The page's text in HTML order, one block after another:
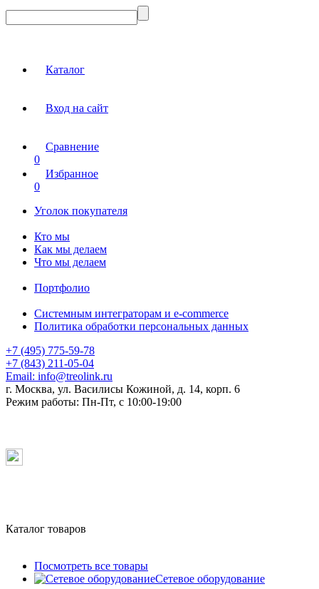
Каталог
Вход на сайт
Сравнение
0
Избранное
0
Уголок покупателя
Кто мы
Как мы делаем
Что мы делаем
Портфолио
Системным интеграторам и e-commerce
Политика обработки персональных данных
+7 (495) 775-59-78
+7 (843) 211-05-04
Email: info@treolink.ru
г. Москва, ул. Василисы Кожиной, д. 14, корп. 6
Режим работы: Пн-Пт, с 10:00-19:00
Каталог товаров
Посмотреть все товары
Сетевое оборудование